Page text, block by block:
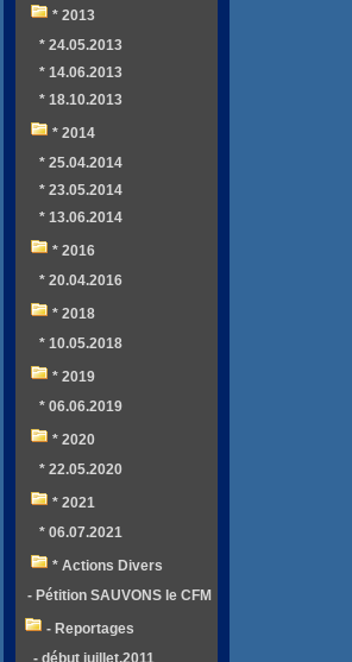
* 2013
* 24.05.2013
* 14.06.2013
* 18.10.2013
* 2014
* 25.04.2014
* 23.05.2014
* 13.06.2014
* 2016
* 20.04.2016
* 2018
* 10.05.2018
* 2019
* 06.06.2019
* 2020
* 22.05.2020
* 2021
* 06.07.2021
* Actions Divers
- Pétition SAUVONS le CFM
- Reportages
- début juillet.2011